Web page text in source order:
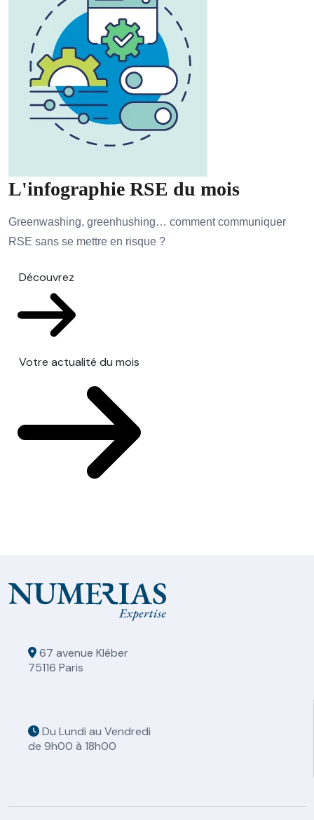
L'infographie RSE du mois
Greenwashing, greenhushing… comment communiquer
RSE sans se mettre en risque ?
Découvrez
Votre actualité du mois
67 avenue Kléber
75116 Paris
Du Lundi au Vendredi
de 9h00 à 18h00